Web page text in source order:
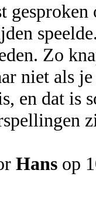
Zo
niet als
en dat is
Hans op